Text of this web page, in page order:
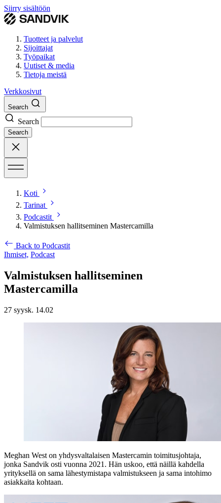
Siirry sisältöön
Tuotteet ja palvelut
Sijoittajat
Työpaikat
Uutiset & media
Tietoja meistä
Verkkosivut
Search
Search
Search
Koti
Tarinat
Podcastit
Valmistuksen hallitseminen Mastercamilla
Back to Podcastit
Ihmiset, Podcast
Valmistuksen hallitseminen
Mastercamilla
27 syysk. 14.02
Meghan West on yhdysvaltalaisen Mastercamin toimitusjohtaja,
jonka Sandvik osti vuonna 2021. Hän uskoo, että näillä kahdella
yrityksellä on sama lähestymistapa valmistukseen ja sama intohimo
asiakkaita kohtaan.